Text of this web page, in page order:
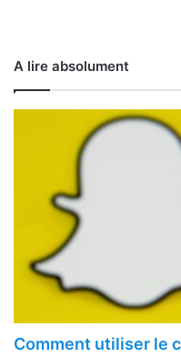
A lire absolument
Comment utiliser le